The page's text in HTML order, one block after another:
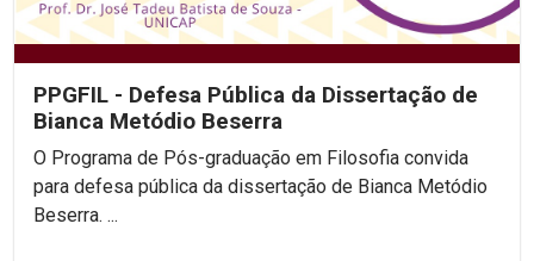
PPGFIL - Defesa Pública da Dissertação de
Bianca Metódio Beserra
O Programa de Pós-graduação em Filosofia convida
para defesa pública da dissertação de Bianca Metódio
Beserra. ...